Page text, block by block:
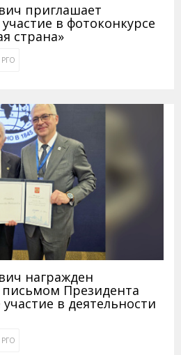
приглашает
в фотоконкурсе
страна»
РГО
награжден
Президента
в деятельности
РГО